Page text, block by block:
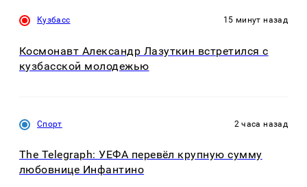
Кузбасс 15 минут назад
Космонавт Александр Лазуткин встретился с
кузбасской молодежью
Спорт 2 часа назад
The Telegraph: УЕФА перевёл крупную сумму
любовнице Инфантино